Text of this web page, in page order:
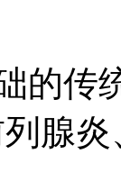
的传
腺